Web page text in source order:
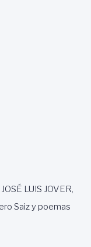
LUIS JOVER,
Saiz y poemas